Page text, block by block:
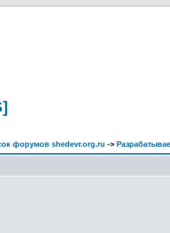
форумов shedevr.org.ru ->